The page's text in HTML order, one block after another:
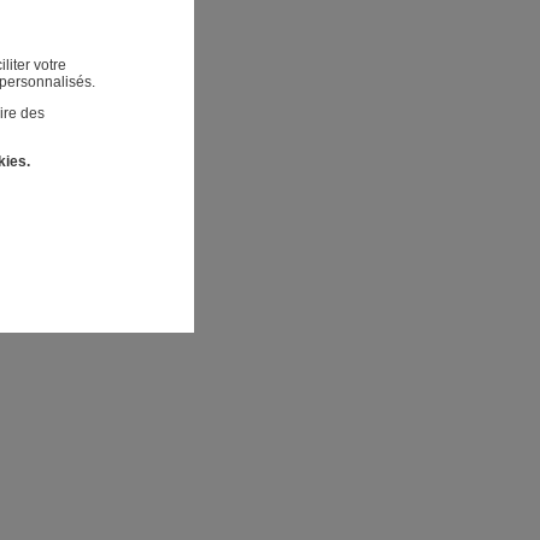
votre
des